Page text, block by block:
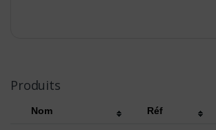
Produits
Nom Réf